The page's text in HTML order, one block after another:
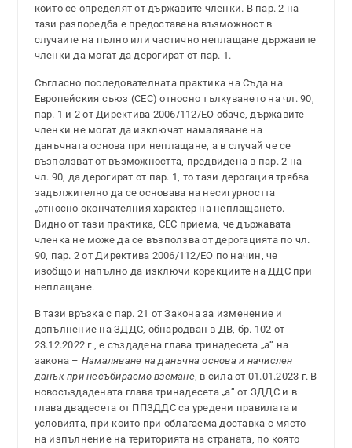
които се определят от държавите членки. В пар. 2 на
тази разпоредба е предоставена възможност в
случаите на пълно или частично неплащане държавите
членки да могат да дерогират от пар. 1.
Съгласно последователната практика на Съда на
Европейския съюз (СЕС) относно тълкуването на чл. 90,
пар. 1 и 2 от Директива 2006/112/ЕО обаче, държавите
членки не могат да изключат намаляване на
данъчната основа при неплащане, а в случай че се
възползват от възможността, предвидена в пар. 2 на
чл. 90, да дерогират от пар. 1, то тази дерогация трябва
задължително да се основава на несигурността
„относно окончателния характер на неплащането.
Видно от тази практика, СЕС приема, че държавата
членка не може да се възползва от дерогацията по чл.
90, пар. 2 от Директива 2006/112/ЕО по начин, че
изобщо и напълно да изключи корекциите на ДДС при
неплащане.
В тази връзка с пар. 21 от Закона за изменение и
допълнение на ЗДДС, обнародван в ДВ, бр. 102 от
23.12.2022 г., е създадена глава тринадесета „а“ на
закона – Намаляване на данъчна основа и начислен
данък при несъбираемо вземане, в сила от 01.01.2023 г. В
новосъздадената глава тринадесета „а“ от ЗДДС и в
глава двадесета от ППЗДДС са уредени правилата и
условията, при които при облагаема доставка с място
на изпълнение на територията на страната, по която